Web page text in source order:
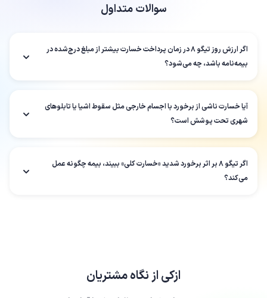
سوالات متداول
اگر ارزش روز تیگو 8 در زمان پرداخت خسارت بیشتر از مبلغ درج‌شده در
بیمه‌نامه باشد، چه می‌شود؟
آیا خسارت ناشی از برخورد با اجسام خارجی مثل سقوط اشیا یا تابلوهای
شهری تحت پوشش است؟
اگر تیگو 8 بر اثر برخورد شدید «خسارت کلی» ببیند، بیمه چگونه عمل
می‌کند؟
ازکی از نگاه مشتریان